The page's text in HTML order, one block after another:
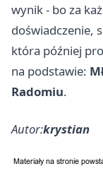
wynik - bo za
doświadczenie,
która później
na podstawie:
Radomiu.
Autor:krystian